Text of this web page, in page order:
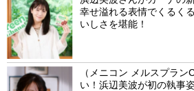
幸せ溢れる表情でくるく
いしさを堪能！
（メニコン メルスプラ
い！浜辺美波が初の執事